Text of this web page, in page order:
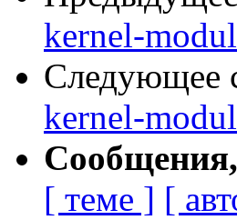
kernel-
Следующее
kernel-
[ теме ] [